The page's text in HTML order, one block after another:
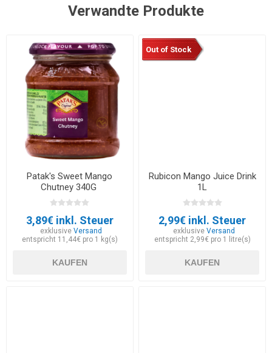
Verwandte Produkte
Patak's Sweet Mango
Chutney 340G
3,89€ inkl. Steuer
exklusiveVersand
entspricht 11,44€ pro 1 kg(s)
KAUFEN
Out of Stock
Rubicon Mango Juice Drink
1L
2,99€ inkl. Steuer
exklusive Versand
entspricht 2,99€ pro 1 litre(s)
KAUFEN